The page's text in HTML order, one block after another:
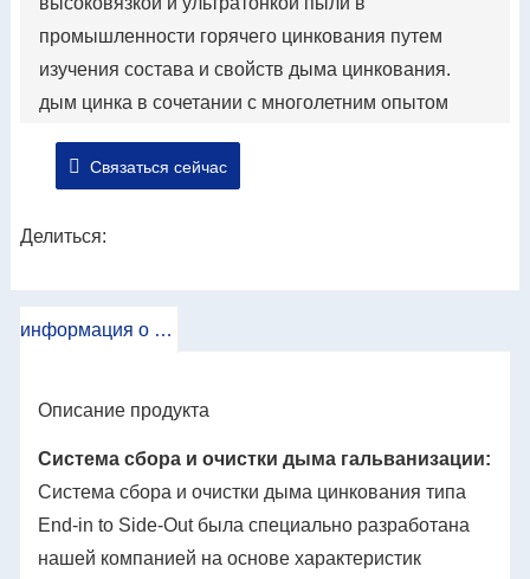
промышленности горячего цинкования путем
изучения состава и свойств дыма цинкования.
дым цинка в сочетании с многолетним опытом
применению технологий автоматизации работа
стабильной и интеллектуальной. Основное
пылеудаления цинкового дыма и системы
Связаться сейчас
Делиться:
информация о продукте
Описание продукта
Система сбора и очистки дыма гальванизации:
Система сбора и очистки дыма цинкования типа
End-in to Side-Out была специально разработана
нашей компанией на основе характеристик